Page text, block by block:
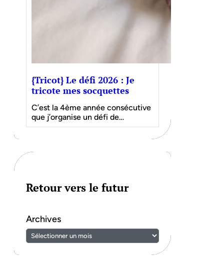
{Tricot} Le défi 2026 : Je
tricote mes socquettes
C’est la 4ème année consécutive
que j’organise un défi de…
Retour vers le futur
Archives